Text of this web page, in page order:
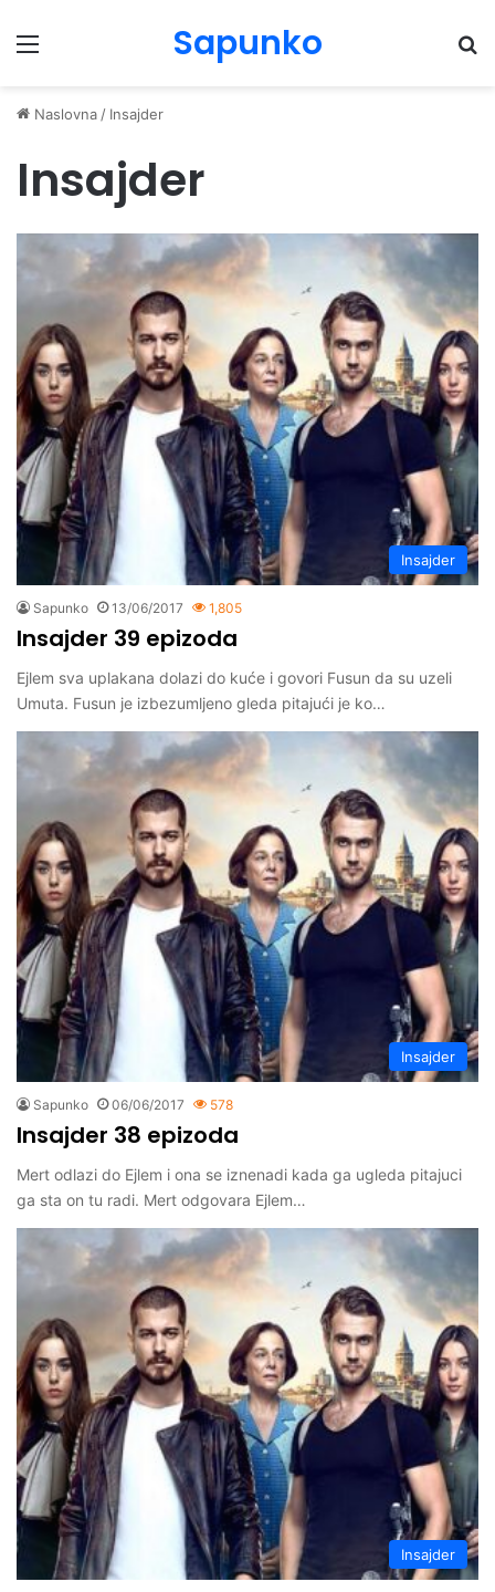
Menu Sapunko
Naslovna / Insajder
Insajder
Insajder
Sapunko 13/06/2017 1,805
Insajder 39 epizoda
Ejlem sva uplakana dolazi do kuće i govori Fusun da su uzeli
Umuta. Fusun je izbezumljeno gleda pitajući je ko…
Insajder
Sapunko 06/06/2017 578
Insajder 38 epizoda
Mert odlazi do Ejlem i ona se iznenadi kada ga ugleda pitajuci
ga sta on tu radi. Mert odgovara Ejlem…
Insajder